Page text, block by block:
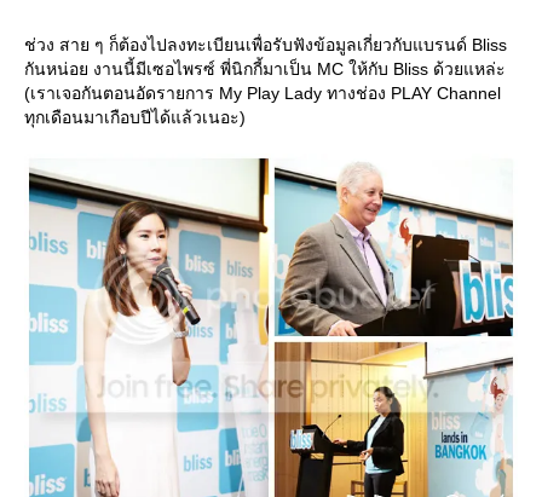
ช่วง สาย ๆ ก็ต้องไปลงทะเบียนเพื่อรับฟังข้อมูลเกี่ยวกับแบรนด์ Bliss
กันหน่อย งานนี้มีเซอไพรซ์ พี่นิกกี้มาเป็น MC ให้กับ Bliss ด้วยแหล่ะ
(เราเจอกันตอนอัดรายการ My Play Lady ทางช่อง PLAY Channel
ทุกเดือนมาเกือบปีได้แล้วเนอะ)